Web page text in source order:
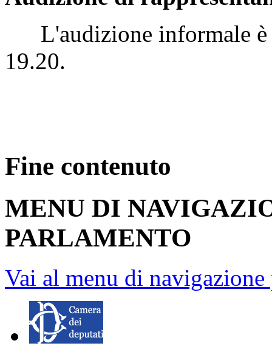
L'audizione informale è
19.20.
Fine contenuto
MENU DI
PARLAMENTO
Vai al menu di